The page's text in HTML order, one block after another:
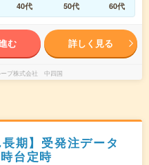
40代 50代 60代
む 詳しく見る
ープ株式会社 中四国
期】受発注データ
台定時